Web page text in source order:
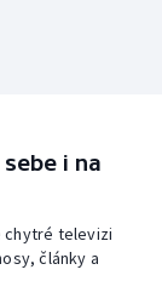
i na
chytré televizi
články a